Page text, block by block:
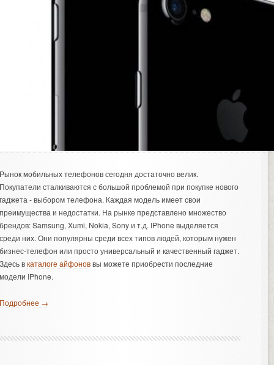
мобильных телефонов сегодня достаточно велик.
сталкиваются с большой проблемой при покупке нового
- выбором телефона. Каждая модель имеет свои
и недостатки. На рынке представлено множество
Samsung, Xumi, Nokia, Sony и т.д. IPhone выделяется
них. Они популярны среди всех типов людей, которым нужен
телефон или просто универсальный и качественный гаджет.
вкаталоге айфоноввы можете приобрести последние
IPhone.
→